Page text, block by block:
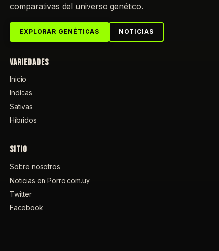
comparativas del universo genético.
EXPLORAR GENÉTICAS NOTICIAS
VARIEDADES
Inicio
Indicas
Sativas
Híbridos
SITIO
Sobre nosotros
Noticias en Porro.com.uy
Twitter
Facebook